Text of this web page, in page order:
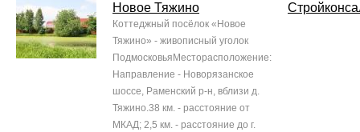
Новое Тяжино
Коттеджный посёлок «Новое
Тяжино» - живописный уголок
ПодмосковьяМесторасположение:
Направление - Новорязанское
шоссе, Раменский р-н, вблизи д.
Тяжино.38 км. - расстояние от
МКАД; 2,5 км. - расстояние до г.